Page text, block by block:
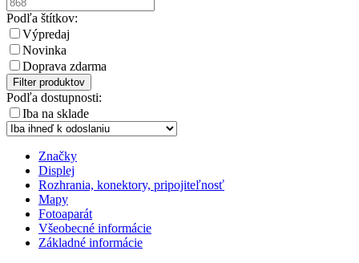
Podľa štítkov:
Výpredaj
Novinka
Doprava zdarma
Filter produktov
Podľa dostupnosti:
Iba na sklade
Značky
Displej
Rozhrania, konektory, pripojiteľnosť
Mapy
Fotoaparát
Všeobecné informácie
Základné informácie